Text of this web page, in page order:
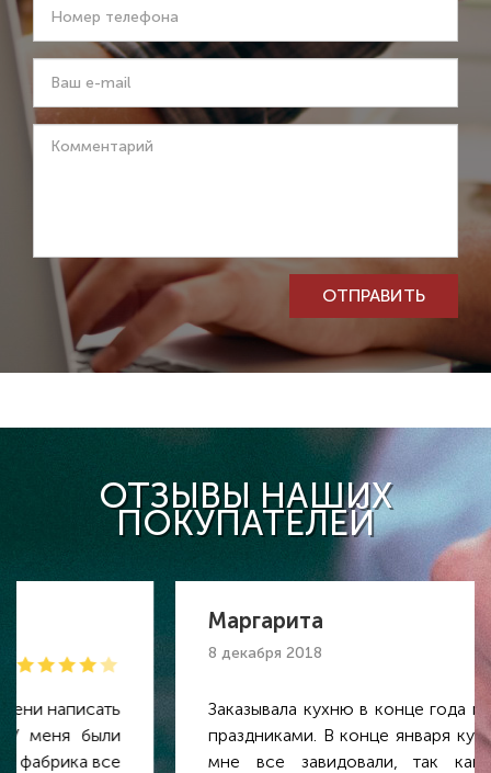
Имя
*
Номер
телефона
*
Ваш
Комментарий
ОТПРАВИТЬ
ОТЗЫВЫ НАШИХ
ПОКУПАТЕЛЕЙ
8 декабря 2018
Заказывала кухню в конце года прямо перед
праздниками. В конце января кухня стояла и
мне все завидовали, так как за такую